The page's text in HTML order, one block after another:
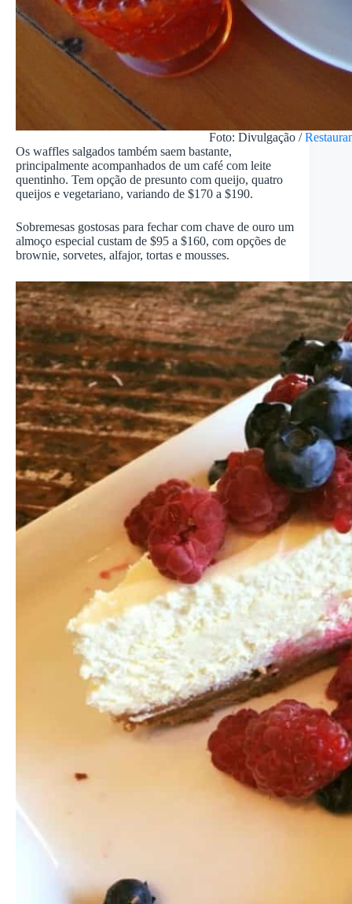
Foto: Divulgação /
Os waffles salgados também saem bastante,
principalmente acompanhados de um café com leite
quentinho. Tem opção de presunto com queijo, quatro
queijos e vegetariano, variando de $170 a $190.
Sobremesas gostosas para fechar com chave de ouro um
almoço especial custam de $95 a $160, com opções de
brownie, sorvetes, alfajor, tortas e mousses.